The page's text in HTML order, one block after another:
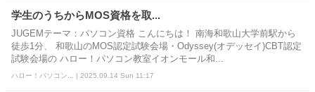
学生のうちからMOS資格を取...
JUGEMテーマ：パソコン資格 こんにちは！ 南海和歌山大学前駅から
徒歩1分、 和歌山のMOS認定試験会場・Odyssey(オデッセイ)CBT認定
試験会場の ハロー！パソコン教室イオンモール和...
ハロー！パソコン... | 2025.09.14 Sun 11:17